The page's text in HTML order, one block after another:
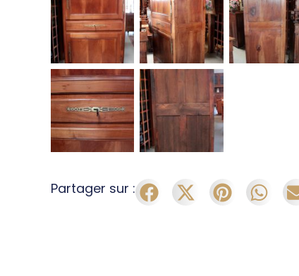
Partager sur :